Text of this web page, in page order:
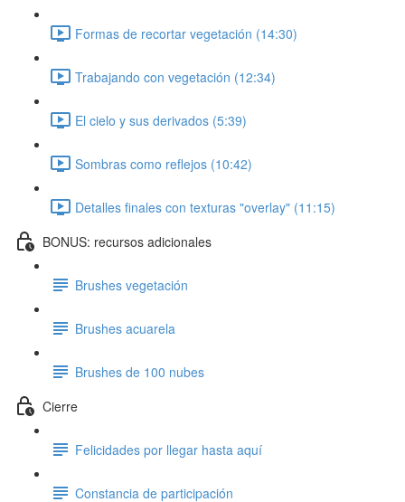
Formas de recortar vegetación (14:30)
Trabajando con vegetación (12:34)
El cielo y sus derivados (5:39)
Sombras como reflejos (10:42)
Detalles finales con texturas "overlay" (11:15)
BONUS: recursos adicionales
Brushes vegetación
Brushes acuarela
Brushes de 100 nubes
Cierre
Felicidades por llegar hasta aquí
Constancia de participación